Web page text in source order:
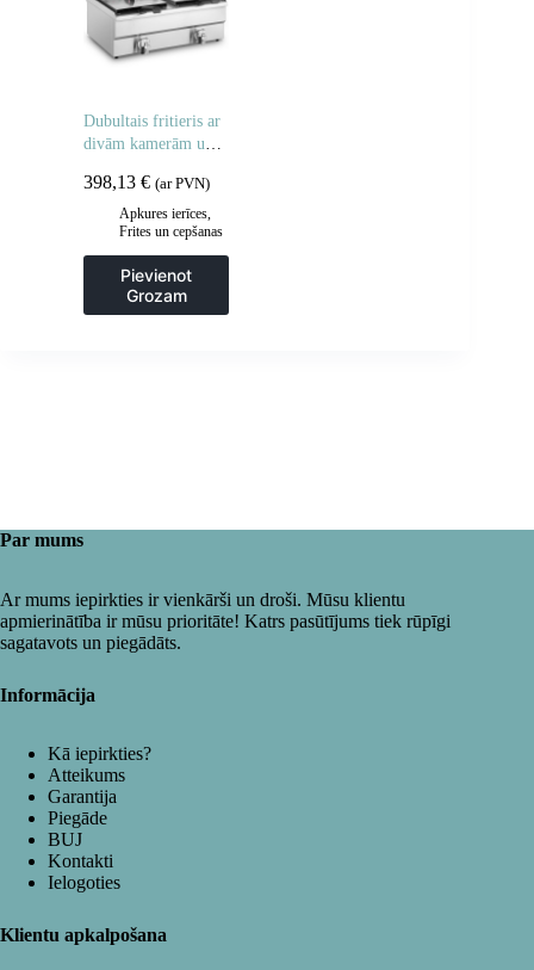
Dubultais fritieris ar
divām kamerām un
2x10L
398,13 € (ar PVN)
Apkures ierīces,
Frites un cepšanas
Gastronomija
Regulējamas
cepšanas iekārtas
Pievienot
Grozam
Par mums
Ar mums iepirkties ir vienkārši un droši. Mūsu klientu
apmierinātība ir mūsu prioritāte! Katrs pasūtījums tiek rūpīgi
sagatavots un piegādāts.
Informācija
Kā iepirkties?
Atteikums
Garantija
Piegāde
BUJ
Kontakti
Ielogoties
Klientu apkalpošana